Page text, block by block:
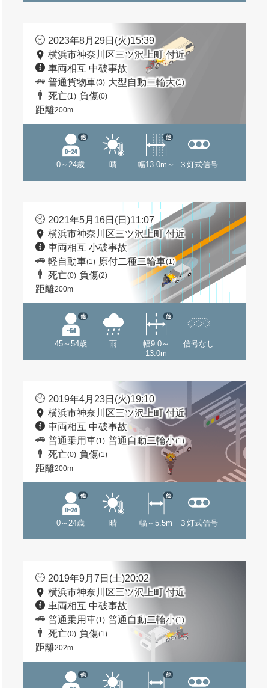
2023年8月29日(火)15:39
横浜市神奈川区三ツ沢上町 付近
車両相互 中破事故
普通貨物車(3) 大型自動二輪大(1)
死亡(1) 負傷(0)
距離200m
0～24歳
他
晴 幅13.0m～
他
３灯式信号
2021年5月16日(日)11:07
横浜市神奈川区三ツ沢上町 付近
車両相互 小破事故
軽自動車(1) 原付二種二輪車(1)
死亡(0) 負傷(2)
距離200m
45～54歳
他
雨
幅9.0～
13.0m
他
信号なし
2019年4月23日(火)19:10
横浜市神奈川区三ツ沢上町 付近
車両相互 中破事故
普通乗用車(1) 普通自動二輪小(1)
死亡(0) 負傷(1)
距離200m
0～24歳
他
晴 幅～5.5m
他
３灯式信号
2019年9月7日(土)20:02
横浜市神奈川区三ツ沢上町 付近
車両相互 中破事故
普通乗用車(1) 普通自動二輪小(1)
死亡(0) 負傷(1)
距離202m
他 他